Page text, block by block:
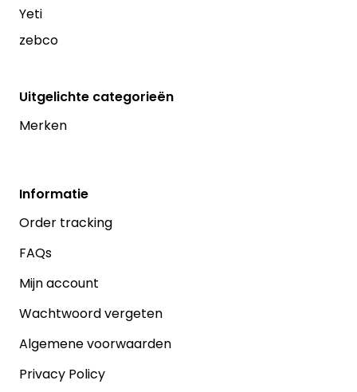
Yeti
zebco
Uitgelichte categorieën
Merken
Informatie
Order tracking
FAQs
Mijn account
Wachtwoord vergeten
Algemene voorwaarden
Privacy Policy